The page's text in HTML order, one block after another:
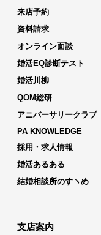
来店予約
資料請求
オンライン面談
婚活EQ診断テスト
婚活川柳
QOM総研
アニバーサリークラブ
PA KNOWLEDGE
採用・求人情報
婚活あるある
結婚相談所のすヽめ
支店案内